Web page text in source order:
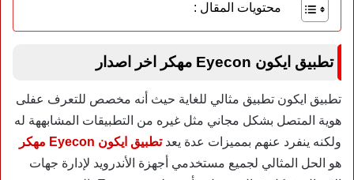
محتويات المقال :
تطبيق ايكون Eyecon مهكر اخر اصدار
تطبيق ايكون تطبيق مثالي للغاية حيث أنه مخصص للتعرف عفلى
هوية المتصل بشكل مجاني مثل غيره من التطبيقات المشابههة له
ولكنه ينفرد عنهم بمميزات عدة يعدتطبيق ايكون Eyecon مهكر
هو الحل المثالي لجميع مستخدمي أجهزة الأندرويد لإدارة جهات